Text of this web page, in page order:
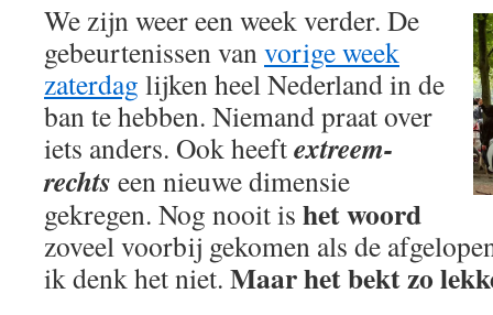
We zijn weer een week verder. De
gebeurtenissen vanvorige week
zaterdag lijken heel Nederland in de
ban te hebben. Niemand praat over
iets anders. Ook heeftextreem-
rechts een nieuwe dimensie
gekregen. Nog nooit is het woord
zoveel voorbij gekomen als de
ik denk het niet. Maar het bekt zo